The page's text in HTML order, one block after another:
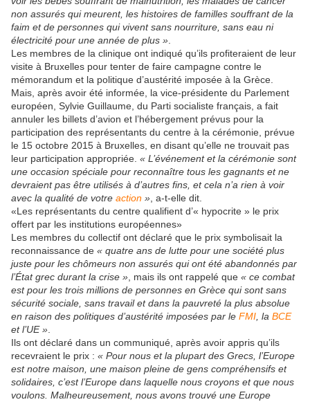
non assurés qui meurent, les histoires de familles souffrant de la
faim et de personnes qui vivent sans nourriture, sans eau ni
électricité pour une année de plus »
Les membres de la clinique ont indiqué qu’ils profiteraient de leur
visite à Bruxelles pour tenter de faire campagne contre le
mémorandum et la politique d’austérité imposée à la Grèce.
Mais, après avoir été informée, la vice-présidente du Parlement
européen, Sylvie Guillaume, du Parti socialiste français, a fait
annuler les billets d’avion et l’hébergement prévus pour la
participation des représentants du centre à la cérémonie, prévue
le 15 octobre 2015 à Bruxelles, en disant qu’elle ne trouvait pas
leur participation appropriée. « L’événement et la cérémonie sont
une occasion spéciale pour reconnaître tous les gagnants et ne
devraient pas être utilisés à d’autres fins, et cela n’a rien à voir
avec la qualité de votre action » , a-t-elle dit.
Les représentants du centre qualifient d’« hypocrite » le prix
offert par les institutions européennes
Les membres du collectif ont déclaré que le prix symbolisait la
reconnaissance de « quatre ans de lutte pour une société plus
juste pour les chômeurs non assurés qui ont été abandonnés par
l’État grec durant la crise » , mais ils ont rappelé que « ce combat
est pour les trois millions de personnes en Grèce qui sont sans
sécurité sociale, sans travail et dans la pauvreté la plus absolue
en raison des politiques d’austérité imposées par le FMI , la BCE
et l’UE »
Ils ont déclaré dans un communiqué, après avoir appris qu’ils
recevraient le prix : « Pour nous et la plupart des Grecs, l’Europe
est notre maison, une maison pleine de gens compréhensifs et
solidaires, c’est l’Europe dans laquelle nous croyons et que nous
voulons. Malheureusement, nous avons trouvé une Europe